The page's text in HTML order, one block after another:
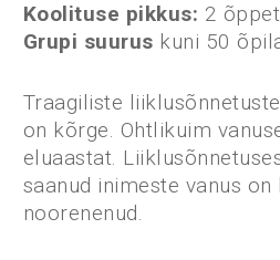
Koolituse pikkus: 2
Grupi suurus kuni 50
Traagiliste
on kõrge. Ohtlikuim
eluaastat.
saanud inimeste vanus
noorenenud.